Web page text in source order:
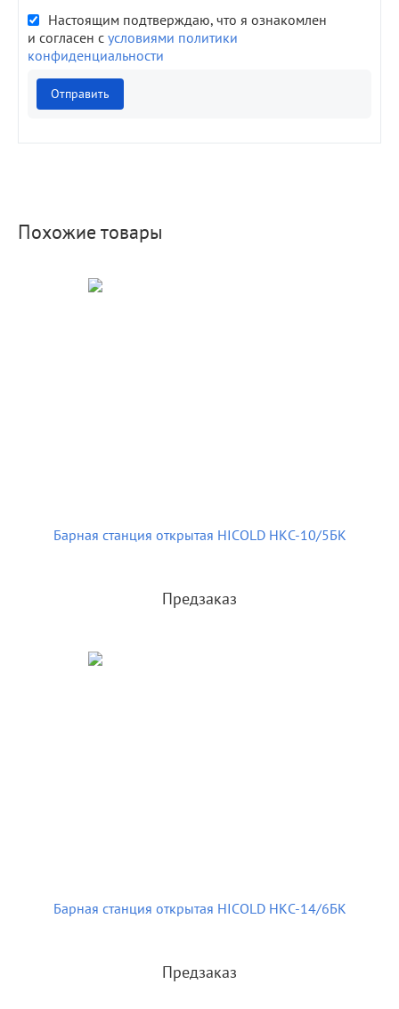
Настоящим подтверждаю, что я ознакомлен
и согласен с условиями политики
конфиденциальности
Отправить
Похожие товары
Барная станция открытая HICOLD НКС-10/5БК
Предзаказ
Барная станция открытая HICOLD НКС-14/6БК
Предзаказ